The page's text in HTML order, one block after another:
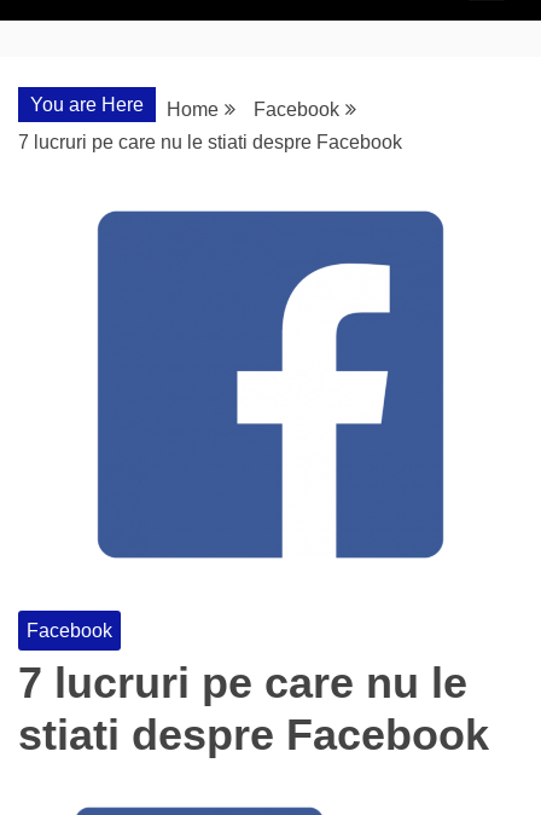
You are Here Home
Facebook
7 lucruri pe care nu le stiati despre Facebook
Facebook
7 lucruri pe care nu le
stiati despre Facebook